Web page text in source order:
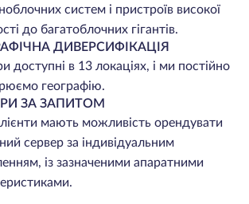
систем і пристроїв високої
до багатоблочних гігантів.
ДИВЕРСИФІКАЦІЯ
доступні в 13 локаціях, і ми постійно
географію.
ЗА ЗАПИТОМ
мають можливість орендувати
сервер за індивідуальним
із зазначеними апаратними